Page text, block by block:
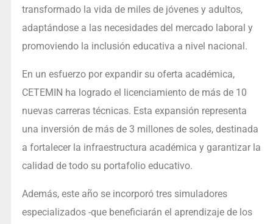
transformado la vida de miles de jóvenes y adultos,
adaptándose a las necesidades del mercado laboral y
promoviendo la inclusión educativa a nivel nacional.
En un esfuerzo por expandir su oferta académica,
CETEMIN ha logrado el licenciamiento de más de 10
nuevas carreras técnicas. Esta expansión representa
una inversión de más de 3 millones de soles, destinada
a fortalecer la infraestructura académica y garantizar la
calidad de todo su portafolio educativo.
Además, este año se incorporó tres simuladores
especializados -que beneficiarán el aprendizaje de los